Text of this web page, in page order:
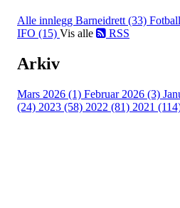
Alle innlegg Barneidrett (33)
IFO (15) Vis alle RSS
Arkiv
Mars 2026 (1) Februar 2026 (3)
(24) 2023 (58) 2022 (81) 2021